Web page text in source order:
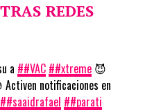
REDES
a ##VAC ##xtreme 😈
Activen notificaciones en
##saaidrafael ##parati